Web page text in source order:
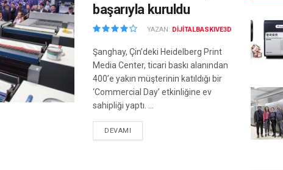
başarıyla kuruldu
YAZAN: DIJITALBASKIVE3D
Şanghay, Çin’deki Heidelberg Print
Media Center, ticari baskı alanından
400’e yakın müşterinin katıldığı bir
‘Commercial Day’ etkinliğine ev
sahipliği yaptı. ...
DEVAMI